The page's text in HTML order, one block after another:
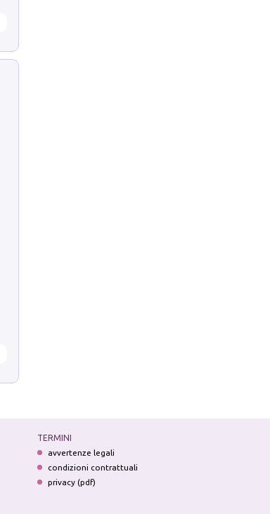
TERMINI
avvertenze legali
condizioni contrattuali
privacy (pdf)